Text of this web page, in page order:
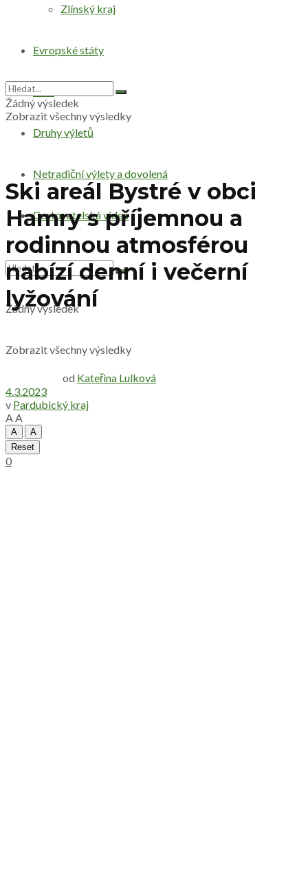
Zlínský kraj
Evropské státy
Svět
Druhy výletů
Netradiční výlety a dovolená
Cestovatelská videa
Žádný výsledek
Zobrazit všechny výsledky
Žádný výsledek
Zobrazit všechny výsledky
Ski areál Bystré v obci
Hamry s příjemnou a
rodinnou atmosférou
nabízí denní i večerní
lyžování
od Kateřina Lulková
4.3.2023
v Pardubický kraj
AA
A
A
Reset
0